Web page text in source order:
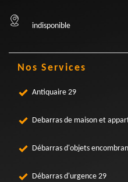
indisponible
Nos Services
Antiquaire 29
Debarras de maison et
Débarras d'objets
Débarras d'urgence 29